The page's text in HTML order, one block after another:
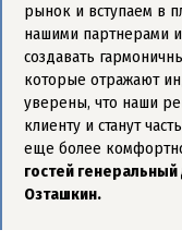
рынок и вступаем в
нашими партнерами и
создавать
которые отражают
уверены, что наши
клиенту и станут
еще более
гостей генеральный
Озташкин.